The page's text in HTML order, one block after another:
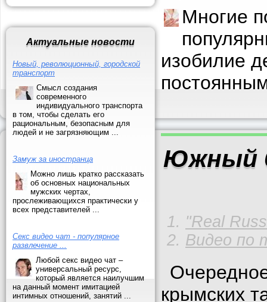
Актуальные новости
Новый, революционный, городской
транспорт
Смысл создания
современного
индивидуального транспорта
в том, чтобы сделать его
рациональным, безопасным для
людей и не загрязняющим ...
Замуж за иностранца
Можно лишь кратко рассказать
об основных национальных
мужских чертах,
прослеживающихся практически у
всех представителей ...
Секс видео чат - популярное
развлечение ...
Любой секс видео чат –
универсальный ресурс,
который является наилучшим
на данный момент имитацией
интимных отношений, занятий ...
Многие
изобилие
Южный
"Real
Видео по
крымских